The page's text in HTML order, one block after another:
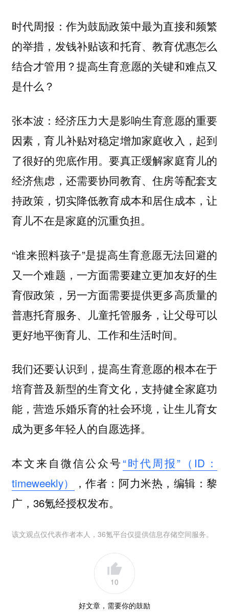
时代周报：作为鼓励政策中最为直接和频繁
的举措，发钱补贴该和托育、教育优惠怎么
结合才管用？提高生育意愿的关键和难点又
是什么？
张本波： 经济压力大是影响生育意愿的重要
因素，育儿补贴对稳定增加家庭收入，起到
了很好的兜底作用。要真正缓解家庭育儿的
经济焦虑，还需要协同教育、住房等配套支
持政策，切实降低教育成本和居住成本，让
育儿不在是家庭的沉重负担。
“谁来照料孩子”是提高生育意愿无法回避的
又一个难题，一方面需要建立更加友好的生
育假政策，另一方面需要提供更多高质量的
普惠托育服务、儿童托管服务，让父母可以
更好地平衡育儿、工作和生活时间。
我们还要认识到，提高生育意愿的根本在于
培育普及新型的生育文化，支持健全家庭功
能，营造乐婚乐育的社会环境，让生儿育女
成为更多年轻人的自愿选择。
本文来自微信公众号“时代周报”（ID：
timeweekly）
，作者：阿力米热，编辑：黎
广，36氪经授权发布。
该文观点仅代表作者本人，36氪平台仅提供信息存储空间服务。
10
好文章，需要你的鼓励